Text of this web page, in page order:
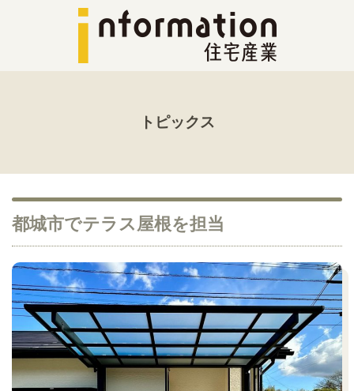
トピックス
都城市でテラス屋根を担当